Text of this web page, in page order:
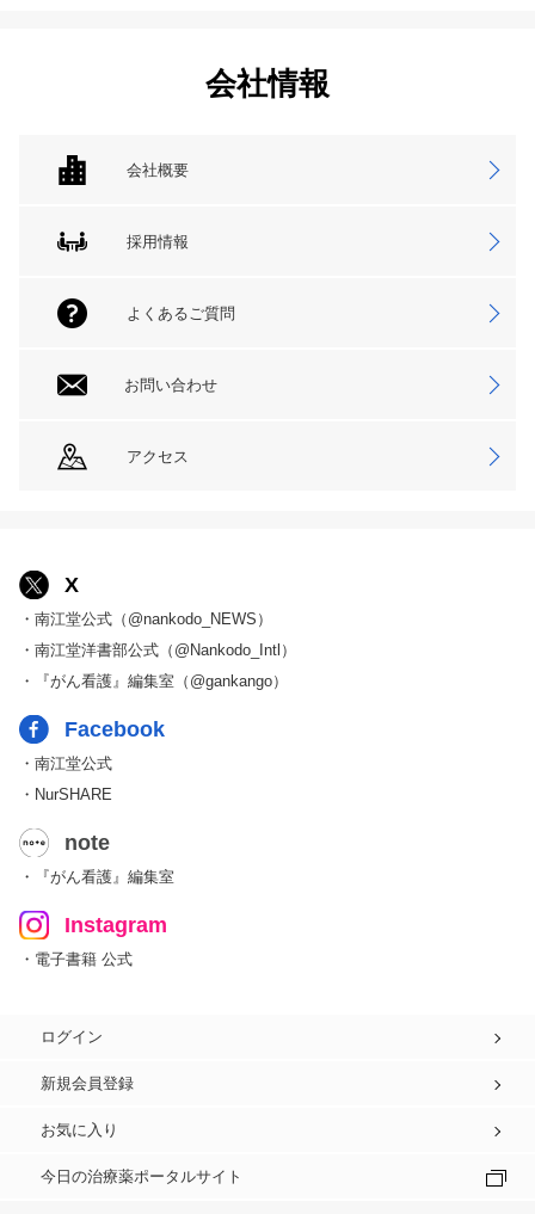
会社情報
会社概要
採用情報
よくあるご質問
お問い合わせ
アクセス
X
・南江堂公式（@nankodo_NEWS）
・南江堂洋書部公式（@Nankodo_Intl）
・『がん看護』編集室（@gankango）
Facebook
・南江堂公式
・NurSHARE
note
・『がん看護』編集室
Instagram
・電子書籍 公式
ログイン
新規会員登録
お気に入り
今日の治療薬ポータルサイト